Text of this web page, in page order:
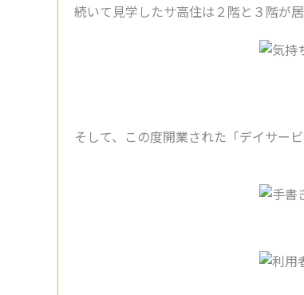
続いて見学したサ高住は２階と３階が
そして、この度開業された「デイサー